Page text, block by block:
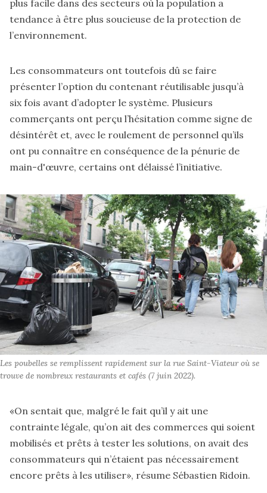
plus facile dans des secteurs où la population a
tendance à être plus soucieuse de la protection de
l’environnement.
Les consommateurs ont toutefois dû se faire
présenter l’option du contenant réutilisable jusqu’à
six fois avant d’adopter le système. Plusieurs
commerçants ont perçu l’hésitation comme signe de
désintérêt et, avec le roulement de personnel qu’ils
ont pu connaître en conséquence de la pénurie de
main-d'œuvre, certains ont délaissé l’initiative.
Les poubelles se remplissent rapidement sur la rue Saint-Viateur où se
trouve de nombreux restaurants et cafés (7 juin 2022).
«On sentait que, malgré le fait qu’il y ait une
contrainte légale, qu’on ait des commerces qui soient
mobilisés et prêts à tester les solutions, on avait des
consommateurs qui n’étaient pas nécessairement
encore prêts à les utiliser», résume Sébastien Ridoin.